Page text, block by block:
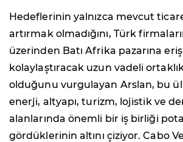
Hedeflerinin yalnızca mevcut
artırmak olmadığını, Türk
üzerinden Batı Afrika pazarına
kolaylaştıracak uzun vadeli
olduğunu vurgulayan Arslan, bu
enerji, altyapı, turizm, lojistik ve
alanlarında önemli bir iş birliği
gördüklerinin altını çiziyor. Cabo